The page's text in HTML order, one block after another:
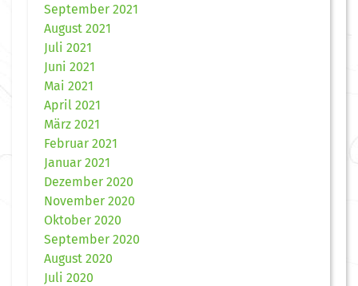
September 2021
August 2021
Juli 2021
Juni 2021
Mai 2021
April 2021
März 2021
Februar 2021
Januar 2021
Dezember 2020
November 2020
Oktober 2020
September 2020
August 2020
Juli 2020